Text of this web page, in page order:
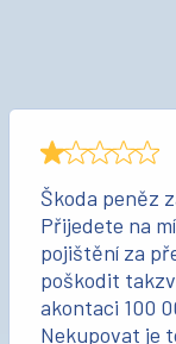
Škoda peněz
Přijedete na
pojištění za
poškodit
akontaci 100
Nekupovat je